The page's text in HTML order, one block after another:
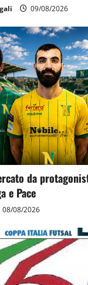
09/08/2026
da
e Pace
08/08/2026